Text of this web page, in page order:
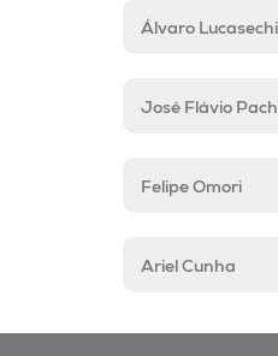
Álvaro Lucasechi
José Flávio
Felipe Omori
Ariel Cunha